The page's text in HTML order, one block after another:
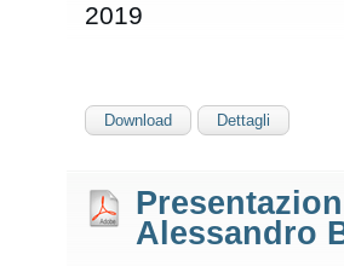
2019
Download Dettagli
Alessandro